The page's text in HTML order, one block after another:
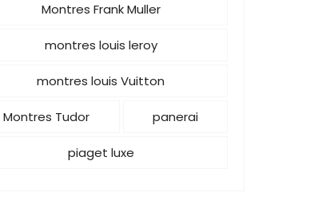
Montres Frank Muller
montres louis leroy
montres louis Vuitton
Montres Tudor panerai
piaget luxe